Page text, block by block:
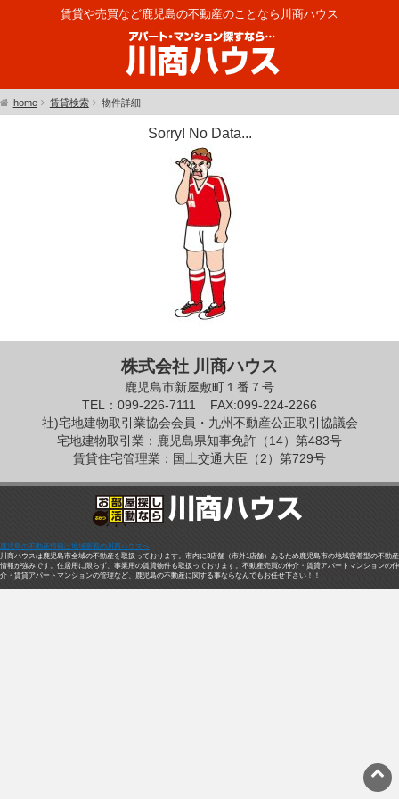
賃貸や売買など鹿児島の不動産のことなら川商ハウス
home 賃貸検索 物件詳細
Sorry! No Data...
株式会社 川商ハウス
鹿児島市新屋敷町１番７号
TEL：099-226-7111
FAX:099-224-2266
社)宅地建物取引業協会会員・九州不動産公正取引協議会
宅地建物取引業：鹿児島県知事免許（14）第483号
賃貸住宅管理業：国土交通大臣（2）第729号
鹿児島の不動産情報は地域密着の川商ハウスへ
川商ハウスは鹿児島市全域の不動産を取扱っております。市内に3店舗（市外1店舗）あるため鹿児島市の地域密着型の不動産
情報が強みです。住居用に限らず、事業用の賃貸物件も取扱っております。不動産売買の仲介・賃貸アパートマンションの仲
介・賃貸アパートマンションの管理など、鹿児島の不動産に関する事ならなんでもお任せ下さい！！